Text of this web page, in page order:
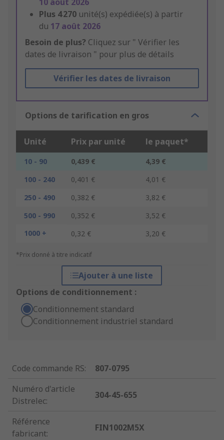
10 août 2026
Plus 4 270 unité(s) expédiée(s) à partir
du 17 août 2026
Besoin de plus? Cliquez sur " Vérifier les
dates de livraison " pour plus de détails
Vérifier les dates de livraison
Options de tarification en gros
Unité Prix par unité le paquet*
10 - 90 0,439 €
4,39 €
100 - 240
0,401 €
4,01 €
250 - 490
0,382 €
3,82 €
500 - 990
0,352 €
3,52 €
1000 +
0,32 € 3,20 €
*Prix donné à titre indicatif
Ajouter à une liste
Options de conditionnement :
Conditionnement standard
Conditionnement industriel standard
Code commande RS:
807-0795
Numéro d'article
Distrelec:
304-45-655
Référence
fabricant:
FIN1002M5X